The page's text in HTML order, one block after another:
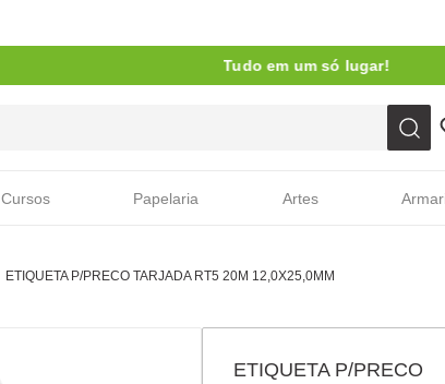
Tudo em um só lugar!
Cursos Papelaria Artes
ETIQUETA P/PRECO TARJADA RT5 20M 12,0X25,0MM
ETIQUETA P/PRECO